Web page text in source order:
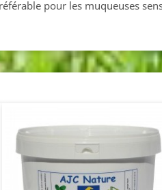
pour les muqueuses